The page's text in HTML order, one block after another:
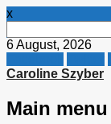
x
efter:
6 August, 2026
Caroline Szyber
Main menu